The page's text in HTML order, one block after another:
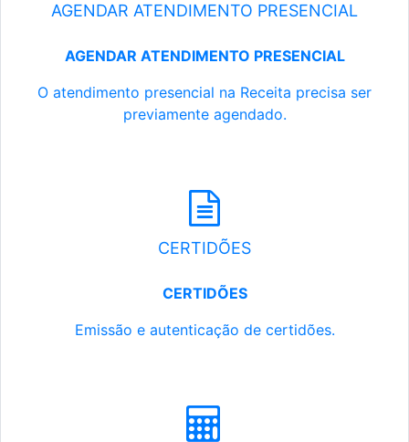
AGENDAR ATENDIMENTO PRESENCIAL
AGENDAR ATENDIMENTO PRESENCIAL
O atendimento presencial na Receita precisa ser
previamente agendado.
CERTIDÕES
CERTIDÕES
Emissão e autenticação de certidões.